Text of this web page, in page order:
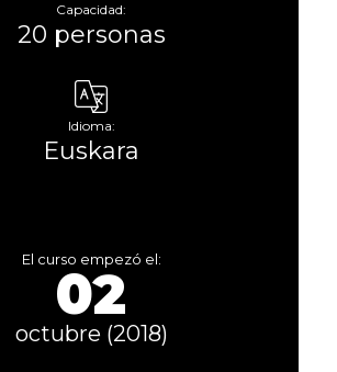
Capacidad:
20 personas
Idioma:
Euskara
El curso empezó el:
02
octubre (2018)